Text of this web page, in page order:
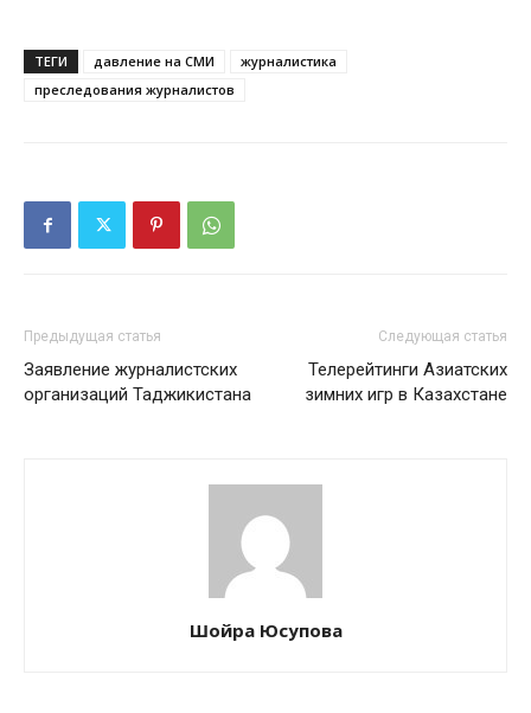
ТЕГИ давление на СМИ
журналистика
преследования журналистов
Предыдущая статья
Заявление журналистских
организаций Таджикистана
Следующая статья
Телерейтинги Азиатских
зимних игр в Казахстане
Шойра Юсупова